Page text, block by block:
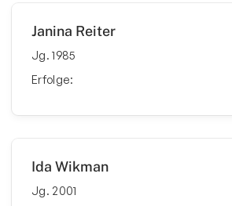
Janina Reiter
Jg. 1985
Erfolge:
Ida Wikman
Jg. 2001
Triathlon Jugend
REA Card Triathlon Team
Ligasport